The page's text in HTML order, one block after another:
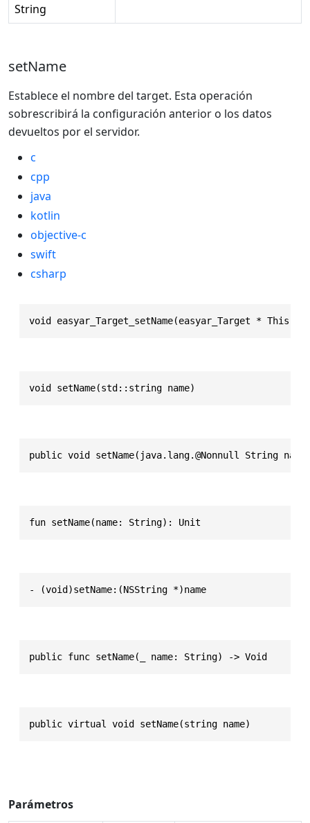
String
setName
Establece el nombre del target. Esta operación
sobrescribirá la configuración anterior o los datos
devueltos por el servidor.
c
cpp
java
kotlin
objective-c
swift
csharp
void easyar_Target_setName(easyar_Target * This,
void setName(std::string name)
public void setName(java.lang.@Nonnull String
fun setName(name: String): Unit
- (void)setName:(NSString *)name
public func setName(_ name: String) -> Void
public virtual void setName(string name)
Parámetros